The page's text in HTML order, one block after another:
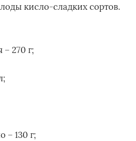
кисло-сладких сортов.
270 г;
– 130 г;